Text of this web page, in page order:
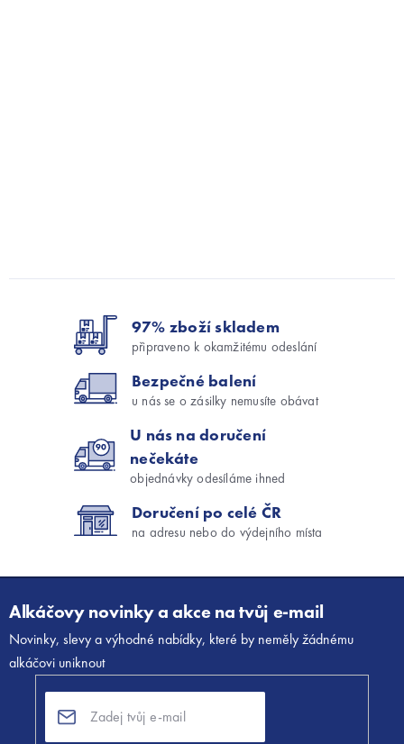
97% zboží skladem
připraveno k okamžitému odeslání
Bezpečné balení
u nás se o zásilky nemusíte obávat
U nás na doručení
nečekáte
objednávky odesíláme ihned
Doručení po celé ČR
na adresu nebo do výdejního místa
Alkáčovy novinky a akce na tvůj e-mail
Novinky, slevy a výhodné nabídky, které by neměly žádnému
alkáčovi uniknout